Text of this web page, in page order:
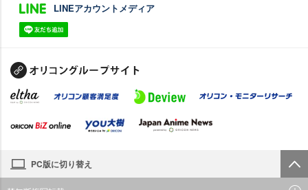
LINEアカウントメディア
PC版に切り替え